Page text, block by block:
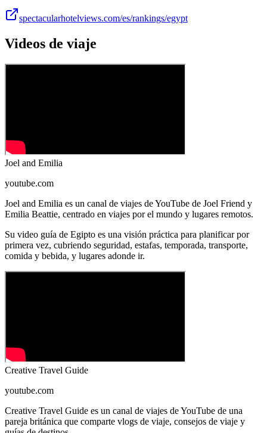
spectacularhotelviews.com/es/rankings/egypt
Videos de viaje
Joel and Emilia
youtube.com
Joel and Emilia es un canal de viajes de YouTube de Joel Friend y
Emilia Beattie, centrado en viajes por el mundo y lugares remotos.
Su video guía de Egipto es una visión práctica para planificar por
primera vez, cubriendo seguridad, estafas, temporada, transporte,
comida y bebida, y lugares adonde ir.
Creative Travel Guide
youtube.com
Creative Travel Guide es un canal de viajes de YouTube de una
pareja británica que comparte vlogs de viaje, consejos de viaje y